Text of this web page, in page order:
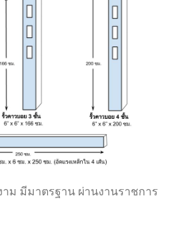
ม มีมาตรฐาน ผ่านงานราชการ